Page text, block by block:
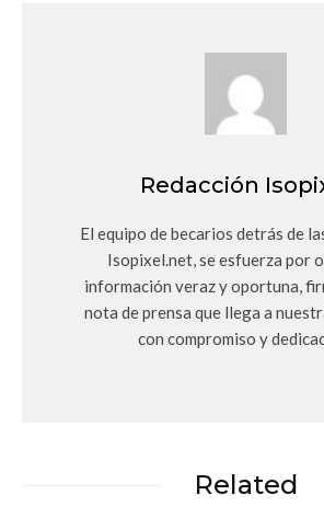
Redacción
El equipo de becarios detrás de
Isopixel.net, se esfuerza por
información veraz y oportuna,
nota de prensa que llega a
con compromiso y
Related